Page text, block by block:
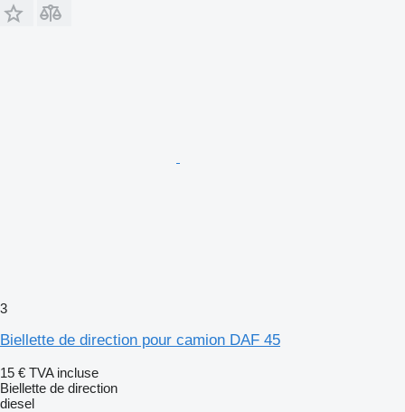
3
Biellette de direction pour camion DAF 45
15 € TVA incluse
Biellette de direction
diesel